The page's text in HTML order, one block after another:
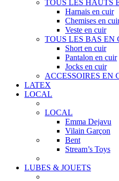
TOUS LES HAUTS
Harnais en cuir
Chemises en
Veste en cuir
TOUS LES BAS EN
Short en cuir
Pantalon en cuir
Jocks en cuir
ACCESSOIRES EN
LATEX
LOCAL
LOCAL
Emma Dejavu
Vilain Garçon
Bent
Stream’s Toys
LUBES & JOUETS